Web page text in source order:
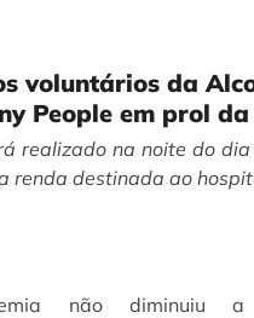
voluntários da
People em prol
realizado na noite do
renda destinada ao
não diminuiu a